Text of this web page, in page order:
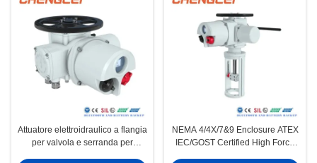
Attuatore elettroidraulico a flangia
per valvola e serranda per
NEMA 4/4X/7&9 Enclosure ATEX
IEC/GOST Certified High Force